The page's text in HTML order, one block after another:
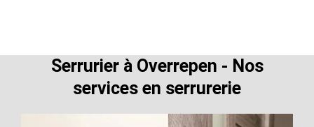
Serrurier à Overrepen - Nos
services en serrurerie